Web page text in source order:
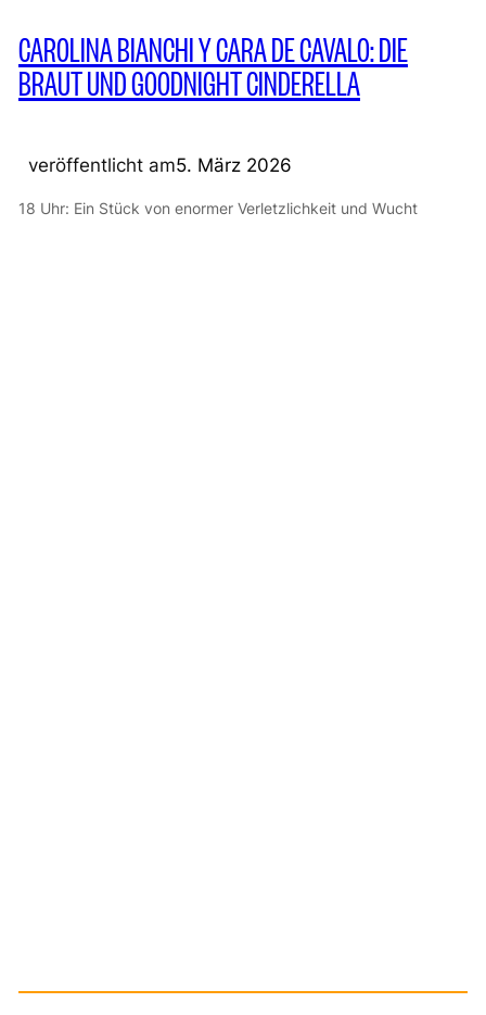
CAROLINA BIANCHI Y CARA DE CAVALO: DIE
BRAUT UND GOODNIGHT CINDERELLA
veröffentlicht am5. März 2026
18 Uhr: Ein Stück von enormer Verletzlichkeit und Wucht